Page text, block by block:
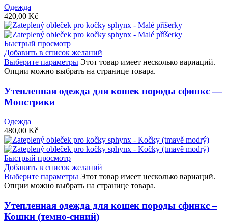
Одежда
420,00 Kč
Быстрый просмотр
Добавить в список желаний
Выберите параметры Этот товар имеет несколько вариаций.
Опции можно выбрать на странице товара.
Утепленная одежда для кошек породы сфинкс —
Монстрики
Одежда
480,00 Kč
Быстрый просмотр
Добавить в список желаний
Выберите параметры Этот товар имеет несколько вариаций.
Опции можно выбрать на странице товара.
Утепленная одежда для кошек породы сфинкс –
Кошки (темно-синий)